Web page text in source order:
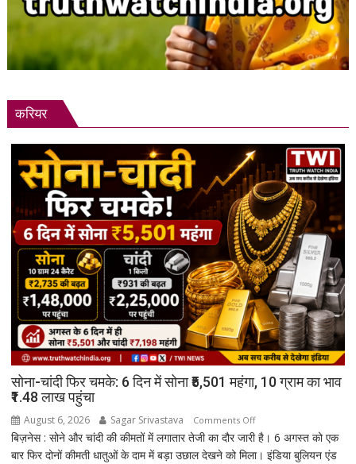
करियर
सोना-चांदी फिर चमके: 6 दिन में सोना ₹5,501 महंगा, 10 ग्राम का भाव
₹1.48 लाख पहुंचा
August 6, 2026 Sagar Srivastava Comments Offon
सोना-
चांदी
बिज़नेस : सोने और चांदी की कीमतों में लगातार तेजी का दौर जारी है। 6 अगस्त को एक
बार फिर दोनों कीमती धातुओं के दाम में बड़ा उछाल देखने को मिला। इंडिया बुलियन एंड